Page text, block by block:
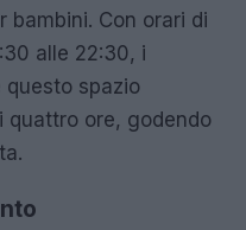
bambini. Con orari di
alle 22:30, i
spazio
quattro ore, godendo